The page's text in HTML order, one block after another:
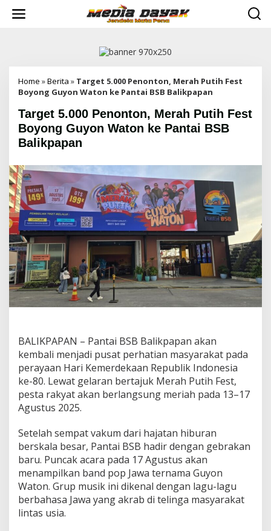
Home »Berita » Target 5.000 Penonton, Merah Putih Fest
Boyong Guyon Waton ke Pantai BSB Balikpapan
Target 5.000 Penonton, Merah Putih Fest
Boyong Guyon Waton ke Pantai BSB
Balikpapan
BALIKPAPAN – Pantai BSB Balikpapan akan
kembali menjadi pusat perhatian masyarakat pada
perayaan Hari Kemerdekaan Republik Indonesia
ke-80. Lewat gelaran bertajuk Merah Putih Fest,
pesta rakyat akan berlangsung meriah pada 13–17
Agustus 2025.
Setelah sempat vakum dari hajatan hiburan
berskala besar, Pantai BSB hadir dengan gebrakan
baru. Puncak acara pada 17 Agustus akan
menampilkan band pop Jawa ternama Guyon
Waton. Grup musik ini dikenal dengan lagu-lagu
berbahasa Jawa yang akrab di telinga masyarakat
lintas usia.